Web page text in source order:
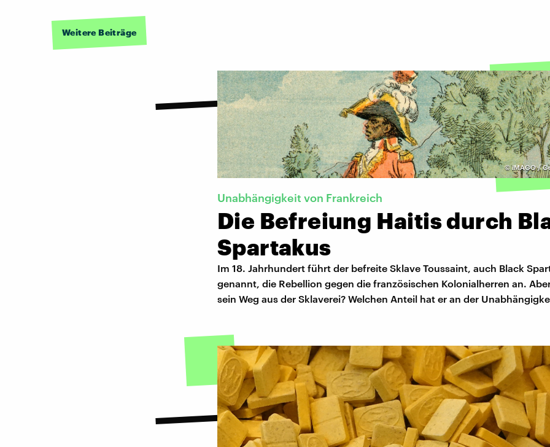
Weitere Beiträge
©IMAGO /
Unabhängigkeit von Frankreich
Die Befreiung Haitis durch
Spartakus
Im 18. Jahrhundert führt der befreite Sklave Toussaint, auch Black
genannt, die Rebellion gegen die französischen Kolonialherren an.
sein Weg aus der Sklaverei? Welchen Anteil hat er an der